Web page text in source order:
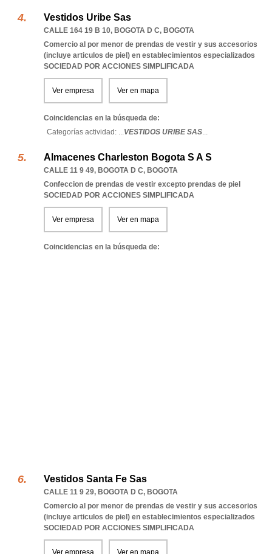
Vestidos Uribe Sas
CALLE 164 19 B 10, BOGOTA D C, BOGOTA
Comercio al por menor de prendas de vestir y sus accesorios
(incluye articulos de piel) en establecimientos especializados
SOCIEDAD POR ACCIONES SIMPLIFICADA
Ver empresa Ver en mapa
Coincidencias en la búsqueda de:
Categorías actividad: ...VESTIDOS URIBE SAS...
Almacenes Charleston Bogota S A S
CALLE 11 9 49, BOGOTA D C, BOGOTA
Confeccion de prendas de vestir excepto prendas de piel
SOCIEDAD POR ACCIONES SIMPLIFICADA
Ver empresa Ver en mapa
Coincidencias en la búsqueda de:
Vestidos Santa Fe Sas
CALLE 11 9 29, BOGOTA D C, BOGOTA
Comercio al por menor de prendas de vestir y sus accesorios
(incluye articulos de piel) en establecimientos especializados
SOCIEDAD POR ACCIONES SIMPLIFICADA
Ver empresa Ver en mapa